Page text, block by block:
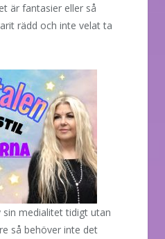
är fantasier eller så
rädd och inte velat ta
medialitet tidigt utan
så behöver inte det